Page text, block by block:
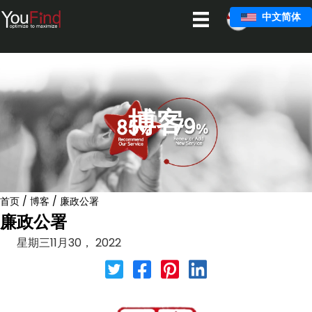
跳
至
容
中文简体
博客
首页 / 博客 / 廉政公署
廉政公署
星期三11月30， 2022